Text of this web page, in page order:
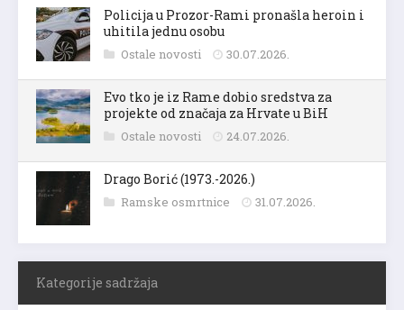
Policija u Prozor-Rami pronašla heroin i
uhitila jednu osobu
Ostale novosti 30.07.2026.
Evo tko je iz Rame dobio sredstva za
projekte od značaja za Hrvate u BiH
Ostale novosti 24.07.2026.
Drago Borić (1973.-2026.)
Ramske osmrtnice 31.07.2026.
Kategorije sadržaja